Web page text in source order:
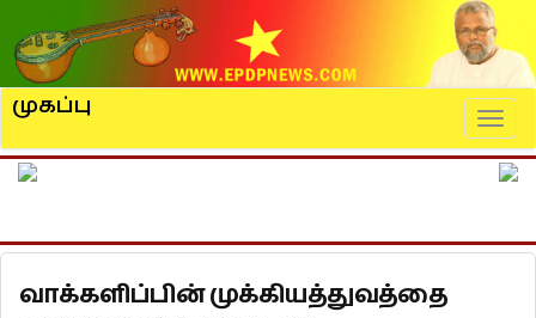
முகப்பு
வாக்களிப்பின் முக்கியத்துவத்தை